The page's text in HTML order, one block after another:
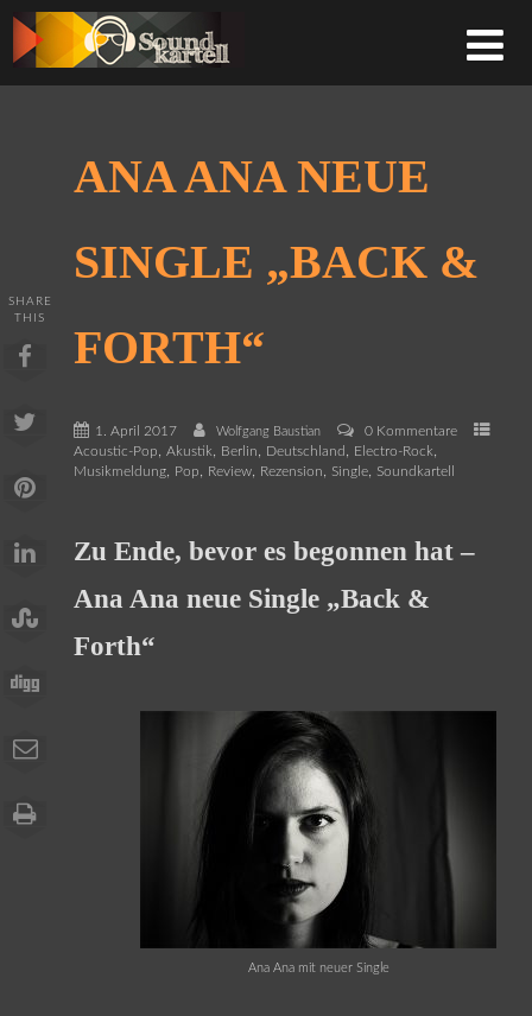
ANA ANA NEUE
SINGLE „BACK &
FORTH“
1. April 2017 Wolfgang Baustian
0 Kommentare
Acoustic-Pop, Akustik, Berlin, Deutschland , Electro-Rock,
Musikmeldung, Pop, Review, Rezension, Single, Soundkartell
SHARE
THIS
Zu Ende, bevor es begonnen hat –
Ana Ana neue Single „Back &
Forth“
Ana Ana mit neuer Single